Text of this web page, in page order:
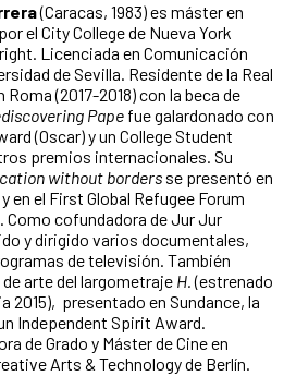
(Caracas, 1983) es máster en
el City College de Nueva York
Licenciada en Comunicación
de Sevilla. Residente de la Real
(2017-2018) con la beca de
Pape fue galardonado con
(Oscar) y un College Student
premios internacionales. Su
without borders se presentó en
en el First Global Refugee Forum
Como cofundadora de Jur Jur
y dirigido varios documentales,
de televisión. También
arte del largometraje H.(estrenado
2015), presentado en Sundance, la
Independent Spirit Award.
de Grado y Máster de Cine en
Arts & Technology de Berlín.